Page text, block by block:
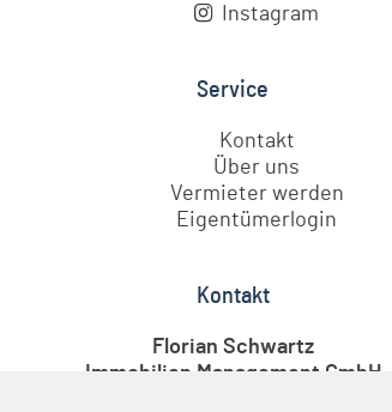
Instagram
Service
Kontakt
Über uns
Vermieter werden
Eigentümerlogin
Kontakt
Florian Schwartz
Immobilien Management GmbH